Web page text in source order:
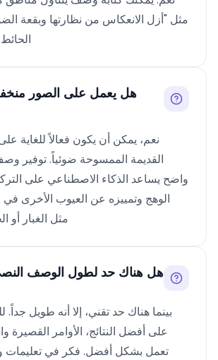
مثل "أزل الانعكاس من نظارتها وبقعة
الحائط
هل يعمل على الصور
نعم، يمكن أن يكون فعالاً للغاية
القديمة الممسوحة ضوئياً. توفير
واضح يساعد الذكاء الاصطناعي على
الوهج وتمييزه عن العيوب الأخرى في
مثل الغبار أو
هل هناك حد لطول الوصف
بينما هناك حد تقني، إلا أنه طويل جداً.
على أفضل النتائج، الأوامر القصيرة
تعمل بشكل أفضل. فكر في تعليمات